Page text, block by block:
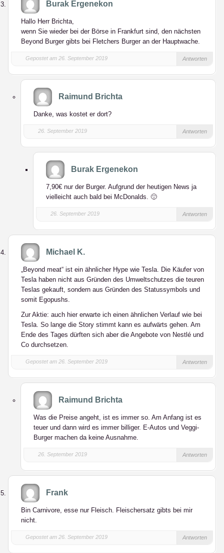
Burak Ergenekon
Hallo Herr Brichta,
wenn Sie wieder bei der Börse in Frankfurt sind, den nächsten
Beyond Burger gibts bei Fletchers Burger an der Hauptwache.
Gepostet am 26. September 2019 Antworten
Raimund Brichta
Danke, was kostet er dort?
26. September 2019 Antworten
Burak Ergenekon
7,90€ nur der Burger. Aufgrund der heutigen News ja
vielleicht auch bald bei McDonalds. 🙂
26. September 2019 Antworten
Michael K.
„Beyond meat“ ist ein ähnlicher Hype wie Tesla. Die Käufer von
Tesla haben nicht aus Gründen des Umweltschutzes die teuren
Teslas gekauft, sondern aus Gründen des Statussymbols und
somit Egopushs.
Zur Aktie: auch hier erwarte ich einen ähnlichen Verlauf wie bei
Tesla. So lange die Story stimmt kann es aufwärts gehen. Am
Ende des Tages dürften sich aber die Angebote von Nestlé und
Co durchsetzen.
Gepostet am 26. September 2019 Antworten
Raimund Brichta
Was die Preise angeht, ist es immer so. Am Anfang ist es
teuer und dann wird es immer billiger. E-Autos und Veggi-
Burger machen da keine Ausnahme.
26. September 2019 Antworten
Frank
Bin Carnivore, esse nur Fleisch. Fleischersatz gibts bei mir
nicht.
Gepostet am 26. September 2019 Antworten